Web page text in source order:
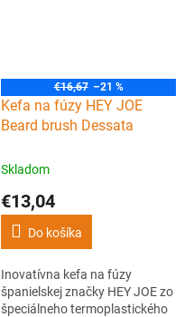
€16,67 –21 %
Kefa na fúzy HEY JOE
Beard brush Dessata
Skladom
€13,04
Do košíka
Inovatívna kefa na fúzy
španielskej značky HEY JOE zo
špeciálneho termoplastického